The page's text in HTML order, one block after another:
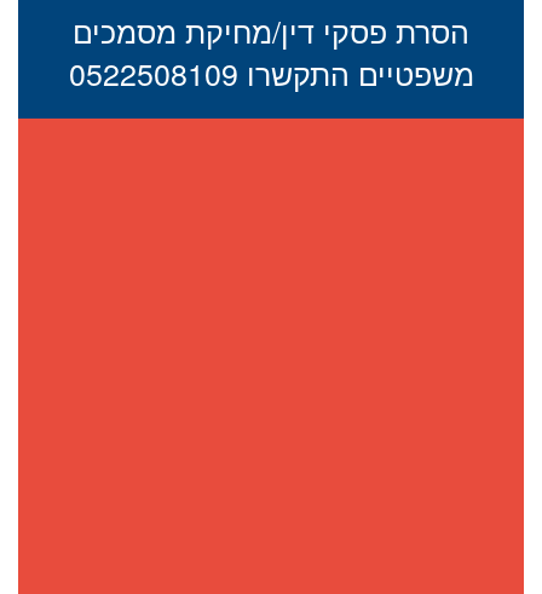
הסרת פסקי דין/מחיקת מסמכים
משפטיים התקשרו 0522508109